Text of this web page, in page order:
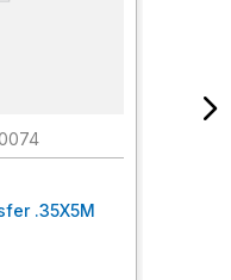
.35X5M